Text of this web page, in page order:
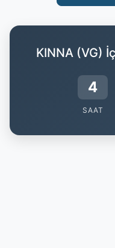
KINNA (VG)
4
SAAT